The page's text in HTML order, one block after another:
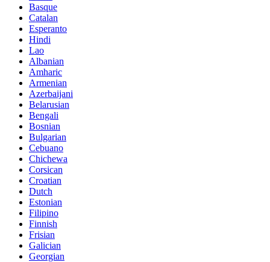
Basque
Catalan
Esperanto
Hindi
Lao
Albanian
Amharic
Armenian
Azerbaijani
Belarusian
Bengali
Bosnian
Bulgarian
Cebuano
Chichewa
Corsican
Croatian
Dutch
Estonian
Filipino
Finnish
Frisian
Galician
Georgian